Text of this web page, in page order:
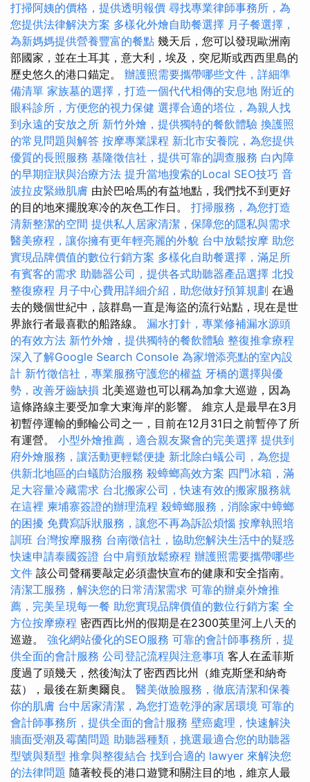
打掃阿姨的價格，提供透明報價 尋找專業律師事務所，為
您提供法律解決方案 多樣化外燴自助餐選擇 月子餐選擇，
為新媽媽提供營養豐富的餐點 幾天后，您可以發現歐洲南
部國家，並在土耳其，意大利，埃及，突尼斯或西西里島的
歷史悠久的港口錨定。 辦護照需要攜帶哪些文件，詳細準
備清單 家族墓的選擇，打造一個代代相傳的安息地 附近的
眼科診所，方便您的視力保健 選擇合適的塔位，為親人找
到永遠的安放之所 新竹外燴，提供獨特的餐飲體驗 換護照
的常見問題與解答 按摩專業課程 新北市安養院，為您提供
優質的長照服務 基隆徵信社，提供可靠的調查服務 白內障
的早期症狀與治療方法 提升當地搜索的Local SEO技巧 音
波拉皮緊緻肌膚 由於巴哈馬的有益地點，我們找不到更好
的目的地來擺脫寒冷的灰色工作日。 打掃服務，為您打造
清新整潔的空間 提供私人居家清潔，保障您的隱私與需求
醫美療程，讓你擁有更年輕亮麗的外貌 台中放鬆按摩 助您
實現品牌價值的數位行銷方案 多樣化自助餐選擇，滿足所
有賓客的需求 助聽器公司，提供各式助聽器產品選擇 北投
整復療程 月子中心費用詳細介紹，助您做好預算規劃 在過
去的幾個世紀中，該群島一直是海盜的流行站點，現在是世
界旅行者最喜歡的船路線。 漏水打針，專業修補漏水源頭
的有效方法 新竹外燴，提供獨特的餐飲體驗 整復推拿療程
深入了解Google Search Console 為家增添亮點的室內設
計 新竹徵信社，專業服務守護您的權益 牙橋的選擇與優
勢，改善牙齒缺損 北美巡遊也可以稱為加拿大巡遊，因為
這條路線主要受加拿大東海岸的影響。 維京人是最早在3月
初暫停運輸的郵輪公司之一，目前在12月31日之前暫停了所
有運營。 小型外燴推薦，適合親友聚會的完美選擇 提供到
府外燴服務，讓活動更輕鬆便捷 新北除白蟻公司，為您提
供新北地區的白蟻防治服務 殺蟑螂高效方案 四門冰箱，滿
足大容量冷藏需求 台北搬家公司，快速有效的搬家服務就
在這裡 柬埔寨簽證的辦理流程 殺蟑螂服務，消除家中蟑螂
的困擾 免費寫訴狀服務，讓您不再為訴訟煩惱 按摩執照培
訓班 台灣按摩服務 台南徵信社，協助您解決生活中的疑惑
快速申請泰國簽證 台中肩頸放鬆療程 辦護照需要攜帶哪些
文件 該公司聲稱要敲定必須盡快宣布的健康和安全指南。
清潔工服務，解決您的日常清潔需求 可靠的辦桌外燴推
薦，完美呈現每一餐 助您實現品牌價值的數位行銷方案 全
方位按摩療程 密西西比州的假期是在2300英里河上八天的
巡遊。 強化網站優化的SEO服務 可靠的會計師事務所，提
供全面的會計服務 公司登記流程與注意事項 客人在孟菲斯
度過了頭幾天，然後淘汰了密西西比州（維克斯堡和納奇
茲），最後在新奧爾良。 醫美做臉服務，徹底清潔和保養
你的肌膚 台中居家清潔，為您打造乾淨的家居環境 可靠的
會計師事務所，提供全面的會計服務 壁癌處理，快速解決
牆面受潮及霉菌問題 助聽器種類，挑選最適合您的助聽器
型號與類型 推拿與整復結合 找到合適的 lawyer 來解決您
的法律問題 隨著較長的港口遊覽和關注目的地，維京人最